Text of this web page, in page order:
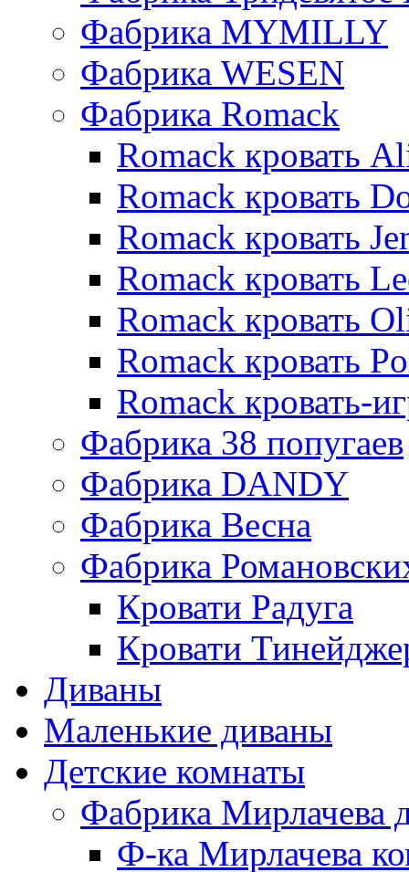
Фабрика MYMILLY
Фабрика WESEN
Фабрика Romack
Romack кровать
Romack кровать
Romack кровать
Romack кровать
Romack кровать
Romack кровать
Romack кровать-
Фабрика 38 попугаев
Фабрика DАNDY
Фабрика Весна
Фабрика
Кровати Радуга
Кровати
Диваны
Маленькие диваны
Детские комнаты
Фабрика Мирлачева
Ф-ка Мирлачева